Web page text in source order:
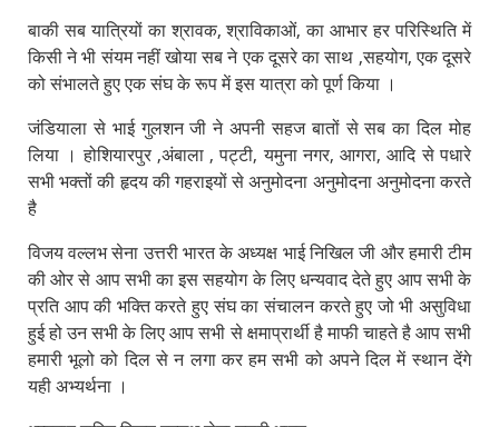
बाकी सब यात्रियों का श्रावक, श्राविकाओं, का आभार हर परिस्थिति में
किसी ने भी संयम नहीं खोया सब ने एक दूसरे का साथ ,सहयोग, एक दूसरे
को संभालते हुए एक संघ के रूप में इस यात्रा को पूर्ण किया ।
जंडियाला से भाई गुलशन जी ने अपनी सहज बातों से सब का दिल मोह
लिया । होशियारपुर ,अंबाला , पट्टी, यमुना नगर, आगरा, आदि से पधारे
सभी भक्तों की हृदय की गहराइयों से अनुमोदना अनुमोदना अनुमोदना करते
है
विजय वल्लभ सेना उत्तरी भारत के अध्यक्ष भाई निखिल जी और हमारी टीम
की ओर से आप सभी का इस सहयोग के लिए धन्यवाद देते हुए आप सभी के
प्रति आप की भक्ति करते हुए संघ का संचालन करते हुए जो भी असुविधा
हुई हो उन सभी के लिए आप सभी से क्षमाप्रार्थी है माफी चाहते है आप सभी
हमारी भूलो को दिल से न लगा कर हम सभी को अपने दिल में स्थान देंगे
यही अभ्यर्थना ।